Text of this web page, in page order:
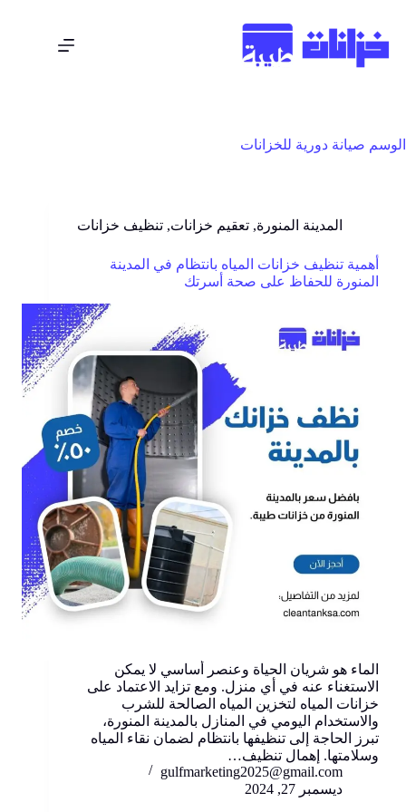
الوسم صيانة دورية للخزانات
المدينة المنورة, تعقيم خزانات, تنظيف خزانات
أهمية تنظيف خزانات المياه بانتظام في المدينة
المنورة للحفاظ على صحة أسرتك
الماء هو شريان الحياة وعنصر أساسي لا يمكن
الاستغناء عنه في أي منزل. ومع تزايد الاعتماد على
خزانات المياه لتخزين المياه الصالحة للشرب
والاستخدام اليومي في المنازل بالمدينة المنورة،
تبرز الحاجة إلى تنظيفها بانتظام لضمان نقاء المياه
وسلامتها. إهمال تنظيف…
gulfmarketing2025@gmail.com
ديسمبر 27, 2024